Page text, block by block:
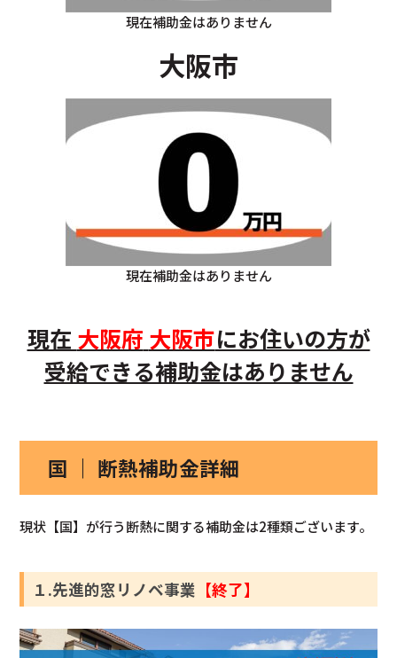
現在補助金はありません
大阪市
現在補助金はありません
現在 大阪府 大阪市にお住いの方が
受給できる補助金はありません
国 ｜ 断熱補助金詳細
現状【国】が行う断熱に関する補助金は2種類ございます。
１.先進的窓リノベ事業 【終了】